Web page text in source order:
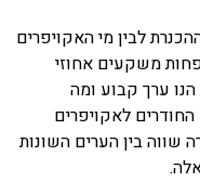
לבין מי האקויפרים
משקעים אחוזי
ערך קבוע ומה
לאקויפרים
שווה בין הערים השונות